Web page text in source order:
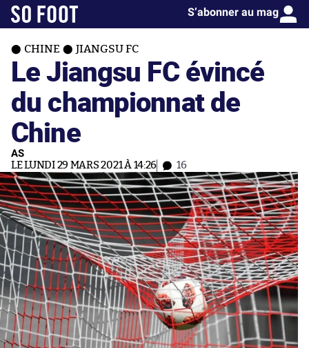
S’abonner au mag
CHINE JIANGSU FC
Le Jiangsu FC évincé
du championnat de
Chine
AS
LE LUNDI 29 MARS 2021 À 14:26 16